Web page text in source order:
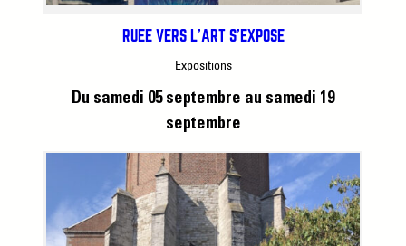
RUÉE VERS L’ART S’EXPOSE
Expositions
Du samedi 05 septembre au samedi 19
septembre